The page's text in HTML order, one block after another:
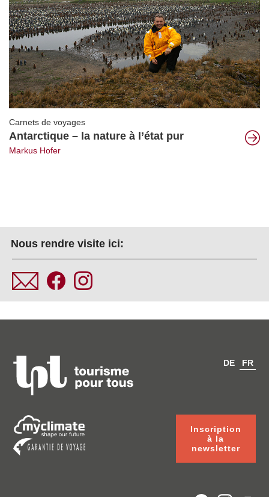
Carnets de voyages
Antarctique – la nature à l’état pur
Markus Hofer
Nous rendre visite ici:
Inscription
à la
newsletter
DE FR